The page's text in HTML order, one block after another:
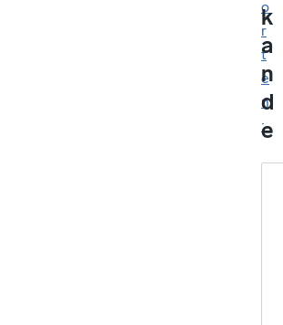
o
r
t
e
n
:
k
a
n
d
e